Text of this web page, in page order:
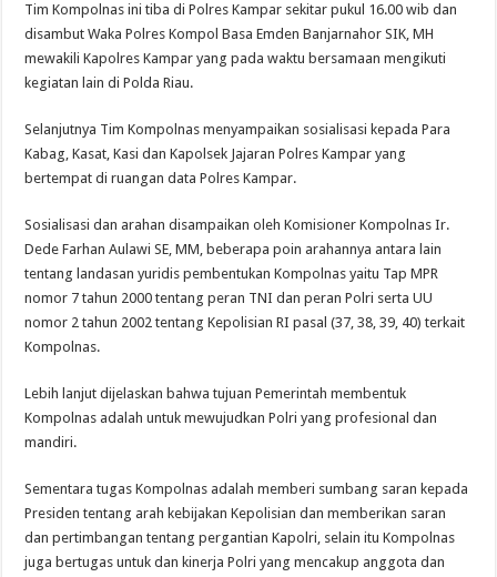
Tim Kompolnas ini tiba di Polres Kampar sekitar pukul 16.00 wib dan
disambut Waka Polres Kompol Basa Emden Banjarnahor SIK, MH
mewakili Kapolres Kampar yang pada waktu bersamaan mengikuti
kegiatan lain di Polda Riau.
Selanjutnya Tim Kompolnas menyampaikan sosialisasi kepada Para
Kabag, Kasat, Kasi dan Kapolsek Jajaran Polres Kampar yang
bertempat di ruangan data Polres Kampar.
Sosialisasi dan arahan disampaikan oleh Komisioner Kompolnas Ir.
Dede Farhan Aulawi SE, MM, beberapa poin arahannya antara lain
tentang landasan yuridis pembentukan Kompolnas yaitu Tap MPR
nomor 7 tahun 2000 tentang peran TNI dan peran Polri serta UU
nomor 2 tahun 2002 tentang Kepolisian RI pasal (37, 38, 39, 40) terkait
Kompolnas.
Lebih lanjut dijelaskan bahwa tujuan Pemerintah membentuk
Kompolnas adalah untuk mewujudkan Polri yang profesional dan
mandiri.
Sementara tugas Kompolnas adalah memberi sumbang saran kepada
Presiden tentang arah kebijakan Kepolisian dan memberikan saran
dan pertimbangan tentang pergantian Kapolri, selain itu Kompolnas
juga bertugas untuk dan kinerja Polri yang mencakup anggota dan